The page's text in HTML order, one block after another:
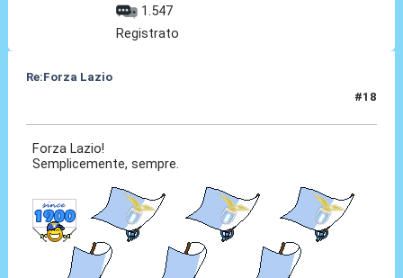
1.547
Registrato
Re:Forza Lazio
#18
Forza Lazio!
Semplicemente, sempre.